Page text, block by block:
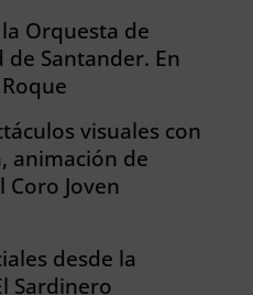
Orquesta de
Santander. En
visuales con
animación de
Coro Joven
desde la
Sardinero